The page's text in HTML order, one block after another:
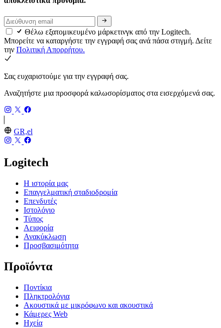
Θέλω εξατομικευμένο μάρκετινγκ από την Logitech.
Μπορείτε να καταργήστε την εγγραφή σας ανά πάσα στιγμή. Δείτε
την Πολιτική Απορρήτου.
Σας ευχαριστούμε για την εγγραφή σας.
Αναζητήστε μια προσφορά καλωσορίσματος στα εισερχόμενά σας.
GR,el
Logitech
Η ιστορία μας
Επαγγελματική σταδιοδρομία
Επενδυτές
Ιστολόγιο
Τύπος
Αειφορία
Ανακύκλωση
Προσβασιμότητα
Προϊόντα
Ποντίκια
Πληκτρολόγια
Ακουστικά με μικρόφωνο και ακουστικά
Κάμερες Web
Ηχεία